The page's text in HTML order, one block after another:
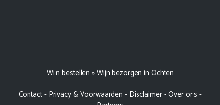
Wijn bestellen »Wijn bezorgen in Ochten
Contact- Privacy & Voorwaarden - Disclaimer-Over ons -